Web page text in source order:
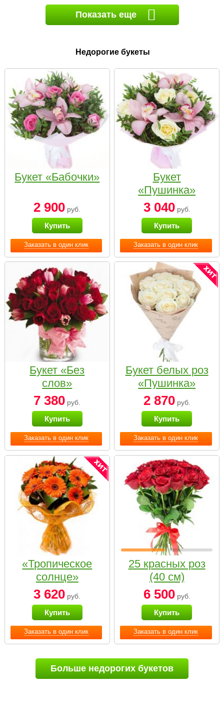
Показать еще
Недорогие букеты
Заказать в один клик
Букет «Бабочки»
2 900 руб.
Купить
Заказать в один клик
Букет
«Пушинка»
3 040руб.
Купить
Заказать в один клик
Букет «Без
слов»
7 380 руб.
Купить
Заказать в один клик
Букет белых роз
«Пушинка»
2 870руб.
Купить
Заказать в один клик
«Тропическое
солнце»
3 620 руб.
Купить
Заказать в один клик
25 красных роз
(40 см)
6 500руб.
Купить
Больше недорогих букетов